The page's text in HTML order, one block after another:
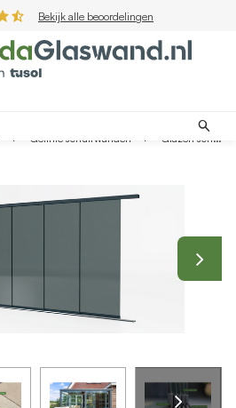
Bekijk alle beoordelingen
Getinte schuifwanden Glazen schuifwand antraciet - Getint glas - 6 railsysteem tot 525 cm breed